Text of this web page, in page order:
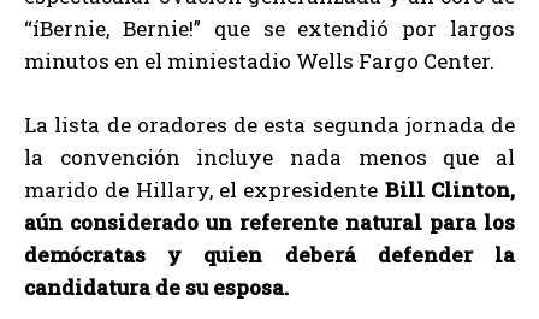
“íBernie, Bernie!” que se extendió por largos
minutos en el miniestadio Wells Fargo Center.
La lista de oradores de esta segunda jornada de
la convención incluye nada menos que al
marido de Hillary, el expresidente Bill Clinton,
aún considerado un referente natural para los
demócratas y quien deberá defender la
candidatura de su esposa.